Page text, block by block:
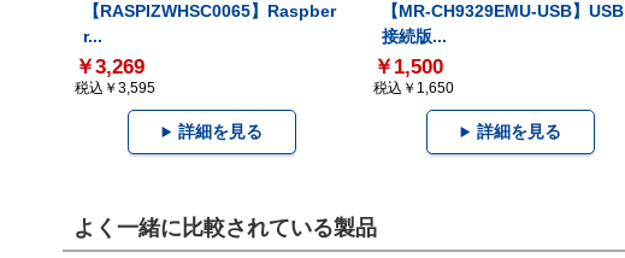
【RASPIZWHSC0065】Raspber
r...
￥3,269
税込￥3,595
詳細を見る
【MR-CH9329EMU-USB】USB
接続版...
￥1,500
税込￥1,650
詳細を見る
よく一緒に比較されている製品